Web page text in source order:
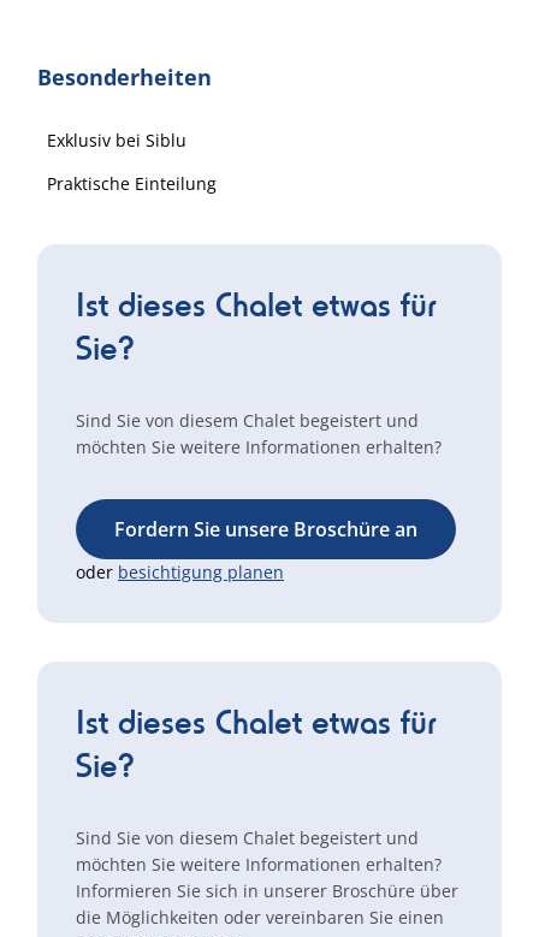
Besonderheiten
Exklusiv bei Siblu
Praktische Einteilung
Ist dieses Chalet etwas für
Sie?
Sind Sie von diesem Chalet begeistert und
möchten Sie weitere Informationen erhalten?
Fordern Sie unsere Broschüre an
oder besichtigung planen
Ist dieses Chalet etwas für
Sie?
Sind Sie von diesem Chalet begeistert und
möchten Sie weitere Informationen erhalten?
Informieren Sie sich in unserer Broschüre über
die Möglichkeiten oder vereinbaren Sie einen